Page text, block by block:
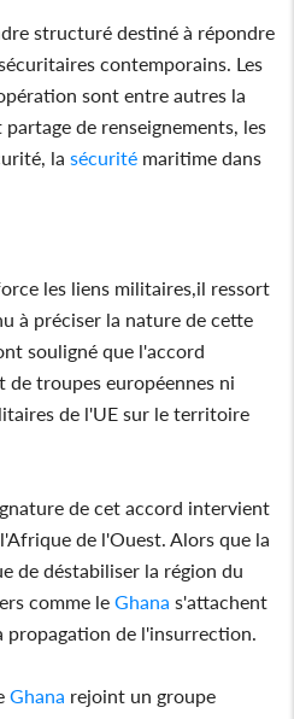
structuré destiné à répondre
contemporains. Les
sont entre autres la
de renseignements, les
la sécurité maritime dans
les liens militaires,il ressort
à préciser la nature de cette
souligné que l'accord
troupes européennes ni
de l'UE sur le territoire
de cet accord intervient
de l'Ouest. Alors que la
de déstabiliser la région du
comme leGhana s'attachent
propagation de l'insurrection.
Ghana rejoint un groupe